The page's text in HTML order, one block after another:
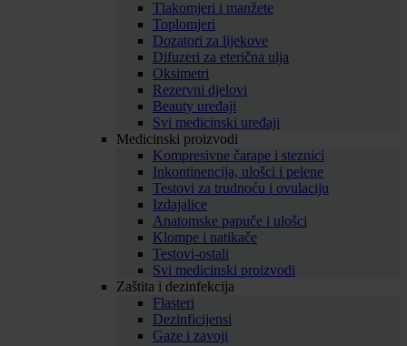
Tlakomjeri i manžete
Toplomjeri
Dozatori za lijekove
Difuzeri za eterična ulja
Oksimetri
Rezervni djelovi
Beauty uređaji
Svi medicinski uređaji
Medicinski proizvodi
Kompresivne čarape i steznici
Inkontinencija, ulošci i pelene
Testovi za trudnoću i ovulaciju
Izdajalice
Anatomske papuče i ulošci
Klompe i natikače
Testovi-ostali
Svi medicinski proizvodi
Zaštita i dezinfekcija
Flasteri
Dezinficijensi
Gaze i zavoji